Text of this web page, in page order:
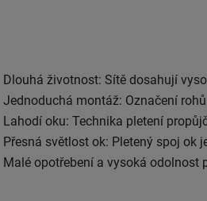
Dlouhá životnost: Sítě dosahují
Jednoduchá montáž: Označení
Lahodí oku: Technika pletení
Přesná světlost ok: Pletený spoj ok
Malé opotřebení a vysoká odolnost